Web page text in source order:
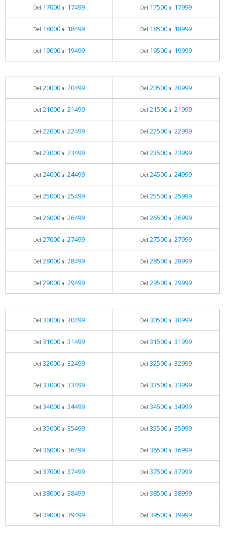
Del 17000al 17499 Del 17500al 17999
Del 18000al 18499 Del 18500al 18999
Del 19000al 19499 Del 19500al 19999
Del 20000al 20499 Del 20500al 20999
Del 21000al 21499 Del 21500al 21999
Del 22000al 22499 Del 22500al 22999
Del 23000al 23499 Del 23500al 23999
Del 24000al 24499 Del 24500al 24999
Del 25000al 25499 Del 25500al 25999
Del 26000al 26499 Del 26500al 26999
Del 27000al 27499 Del 27500al 27999
Del 28000al 28499 Del 28500al 28999
Del 29000al 29499 Del 29500al 29999
Del 30000al 30499 Del 30500al 30999
Del 31000al 31499 Del 31500al 31999
Del 32000al 32499 Del 32500al 32999
Del 33000al 33499 Del 33500al 33999
Del 34000al 34499 Del 34500al 34999
Del 35000al 35499 Del 35500al 35999
Del 36000al 36499 Del 36500al 36999
Del 37000al 37499 Del 37500al 37999
Del 38000al 38499 Del 38500al 38999
Del 39000al 39499 Del 39500al 39999